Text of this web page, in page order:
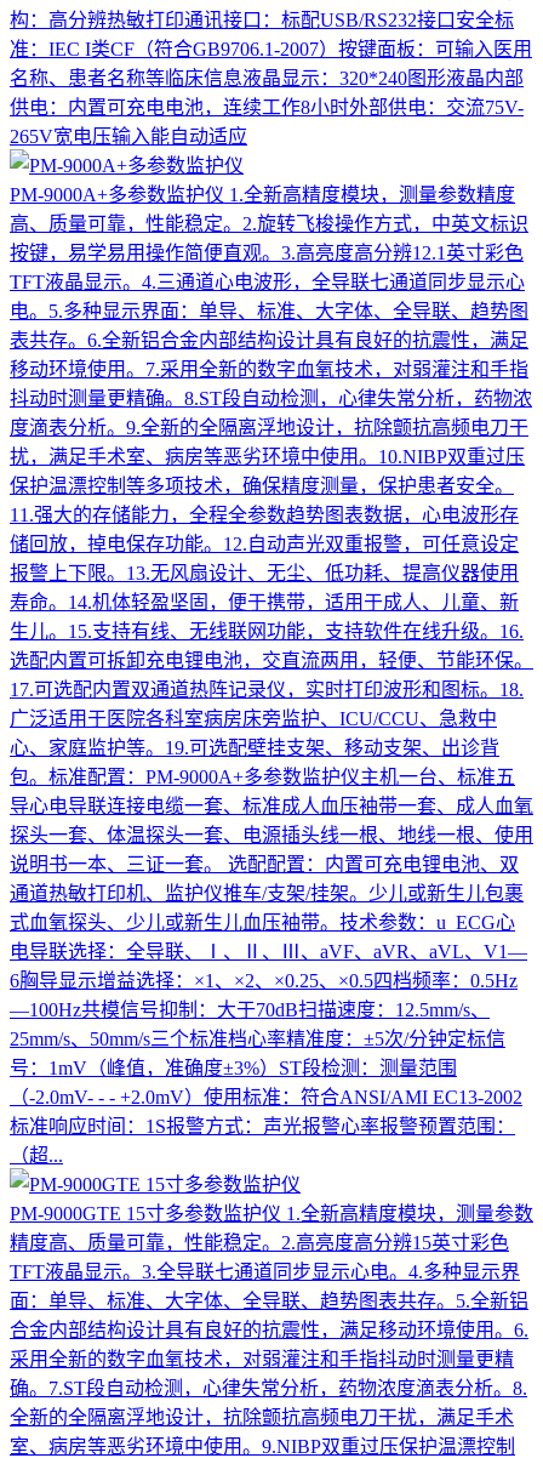
构：高分辨热敏打印通讯接口：标配USB/RS232接口安全标
准：IEC I类CF（符合GB9706.1-2007）按键面板：可输入医用
名称、患者名称等临床信息液晶显示：320*240图形液晶内部
供电：内置可充电电池，连续工作8小时外部供电：交流75V-
265V宽电压输入能自动适应
PM-9000A+多参数监护仪 1.全新高精度模块，测量参数精度
高、质量可靠，性能稳定。2.旋转飞梭操作方式，中英文标识
按键，易学易用操作简便直观。3.高亮度高分辨12.1英寸彩色
TFT液晶显示。4.三通道心电波形，全导联七通道同步显示心
电。5.多种显示界面：单导、标准、大字体、全导联、趋势图
表共存。6.全新铝合金内部结构设计具有良好的抗震性，满足
移动环境使用。7.采用全新的数字血氧技术，对弱灌注和手指
抖动时测量更精确。8.ST段自动检测，心律失常分析，药物浓
度滴表分析。9.全新的全隔离浮地设计，抗除颤抗高频电刀干
扰，满足手术室、病房等恶劣环境中使用。10.NIBP双重过压
保护温漂控制等多项技术，确保精度测量，保护患者安全。
11.强大的存储能力，全程全参数趋势图表数据，心电波形存
储回放，掉电保存功能。12.自动声光双重报警，可任意设定
报警上下限。13.无风扇设计、无尘、低功耗、提高仪器使用
寿命。14.机体轻盈坚固，便于携带，适用于成人、儿童、新
生儿。15.支持有线、无线联网功能，支持软件在线升级。16.
选配内置可拆卸充电锂电池，交直流两用，轻便、节能环保。
17.可选配内置双通道热阵记录仪，实时打印波形和图标。18.
广泛适用于医院各科室病房床旁监护、ICU/CCU、急救中
心、家庭监护等。19.可选配壁挂支架、移动支架、出诊背
包。标准配置：PM-9000A+多参数监护仪主机一台、标准五
导心电导联连接电缆一套、标准成人血压袖带一套、成人血氧
探头一套、体温探头一套、电源插头线一根、地线一根、使用
说明书一本、三证一套。 选配配置：内置可充电锂电池、双
通道热敏打印机、监护仪推车/支架/挂架。少儿或新生儿包裹
式血氧探头、少儿或新生儿血压袖带。技术参数：u ECG心
电导联选择：全导联、Ⅰ、Ⅱ、Ⅲ、aVF、aVR、aVL、V1—
6胸导显示增益选择：×1、×2、×0.25、×0.5四档频率：0.5Hz
—100Hz共模信号抑制：大于70dB扫描速度：12.5mm/s、
25mm/s、50mm/s三个标准档心率精准度：±5次/分钟定标信
号：1mV（峰值，准确度±3%）ST段检测：测量范围
（-2.0mV- - - +2.0mV）使用标准：符合ANSI/AMI EC13-2002
标准响应时间：1S报警方式：声光报警心率报警预置范围：
（超...
PM-9000GTE 15寸多参数监护仪 1.全新高精度模块，测量参数
精度高、质量可靠，性能稳定。2.高亮度高分辨15英寸彩色
TFT液晶显示。3.全导联七通道同步显示心电。4.多种显示界
面：单导、标准、大字体、全导联、趋势图表共存。5.全新铝
合金内部结构设计具有良好的抗震性，满足移动环境使用。6.
采用全新的数字血氧技术，对弱灌注和手指抖动时测量更精
确。7.ST段自动检测，心律失常分析，药物浓度滴表分析。8.
全新的全隔离浮地设计，抗除颤抗高频电刀干扰，满足手术
室、病房等恶劣环境中使用。9.NIBP双重过压保护温漂控制